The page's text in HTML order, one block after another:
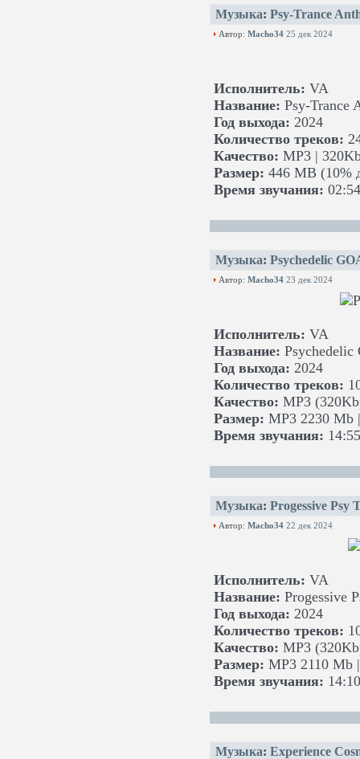
Музыка: Psy-Trance
Автор: Macho34 25 дек 2024
Исполнитель: VA
Название: Psy-Trance
Год выхода: 2024
Количество треков:
Качество: MP3 |
Размер: 446 MB (10%
Время звучания:
Музыка: Psychedelic
Автор: Macho34 23 дек 2024
Исполнитель: VA
Название: Psychedelic
Год выхода: 2024
Количество треков:
Качество: MP3
Размер: MP3 2230 Mb
Время звучания:
Музыка: Progessive Psy
Автор: Macho34 22 дек 2024
Исполнитель: VA
Название: Progessive
Год выхода: 2024
Количество треков:
Качество: MP3
Размер: MP3 2110 Mb
Время звучания:
Музыка: Experience